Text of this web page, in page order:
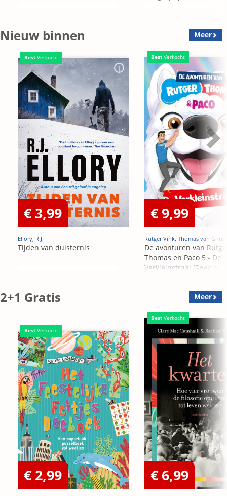
Nieuw binnen Meer
Best Verkocht
€ 3,99
Ellory, R.J.
Tijden van duisternis
Best Verkocht
€ 9,99
Rutger Vink, Thomas van
De avonturen van
Thomas en Paco 5 - De
Verkleinstraal (Special
2+1 Gratis Meer
Best Verkocht
€ 2,99
Best Verkocht
€ 6,99